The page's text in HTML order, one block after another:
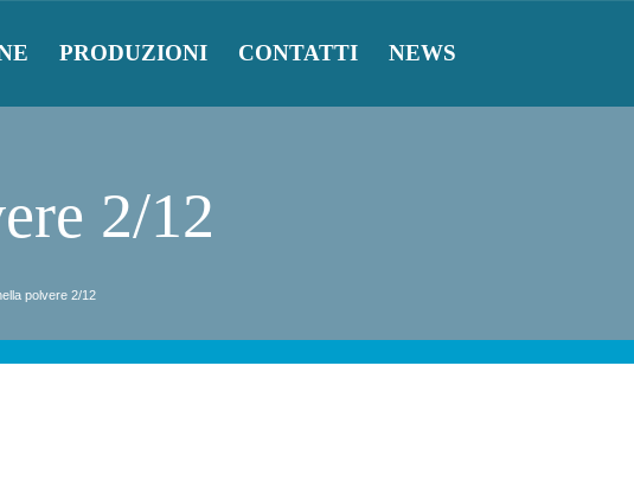
PRODUZIONI CONTATTI NEWS
2/12
polvere 2/12